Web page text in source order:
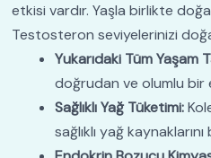
etkisi vardır. Yaşla birlikte
Testosteron seviyelerinizi
Yukarıdaki Tüm Yaşam
doğrudan ve olumlu bir
Sağlıklı Yağ Tüketimi:
sağlıklı yağ